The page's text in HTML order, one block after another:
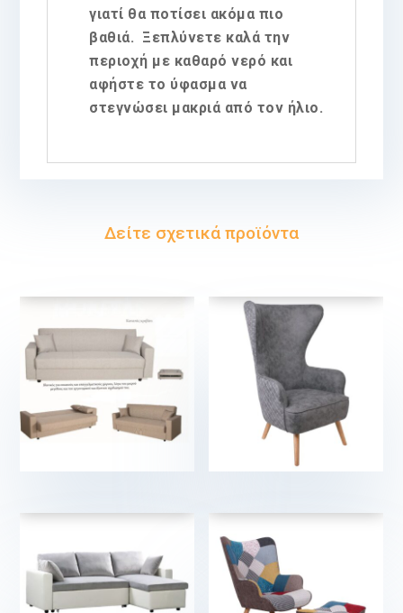
γιατί θα ποτίσει ακόμα πιο
βαθιά. Ξεπλύνετε καλά την
περιοχή με καθαρό νερό και
αφήστε το ύφασμα να
στεγνώσει μακριά από τον ήλιο.
Δείτε σχετικά προϊόντα